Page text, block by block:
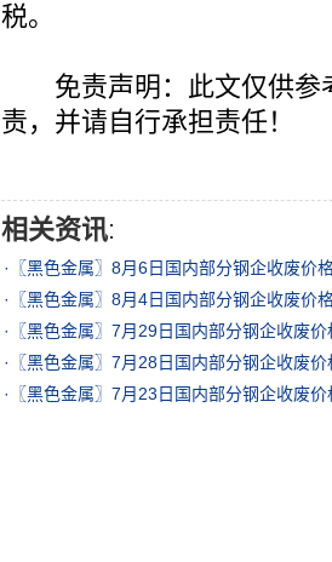
税。
免责声明：此文仅供参
责，并请自行承担责任！
相关资讯:
·
〖黑色金属〗8月6日国内部分钢企收废价
·
〖黑色金属〗8月4日国内部分钢企收废价
·
〖黑色金属〗7月29日国内部分钢企收废
·
〖黑色金属〗7月28日国内部分钢企收废
·
〖黑色金属〗7月23日国内部分钢企收废